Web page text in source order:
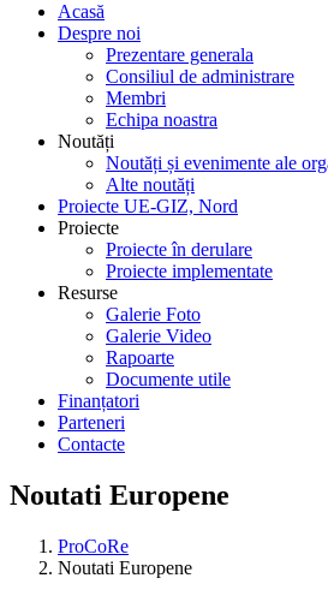
Acasă
Despre noi
Prezentare generala
Consiliul de administrare
Membri
Echipa noastra
Noutăți
Noutăți și evenimente ale
Alte noutăți
Proiecte UE-GIZ, Nord
Proiecte
Proiecte în derulare
Proiecte implementate
Resurse
Galerie Foto
Galerie Video
Rapoarte
Documente utile
Finanțatori
Parteneri
Contacte
Noutati Europene
ProCoRe
Noutati Europene